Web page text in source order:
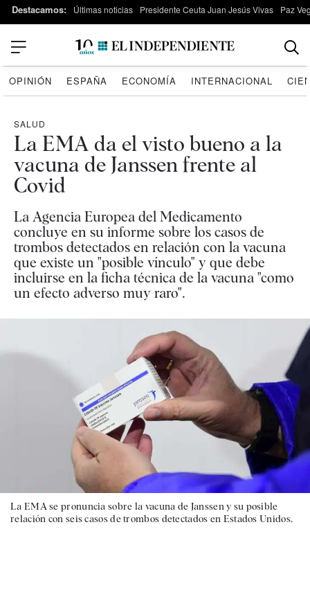
Destacamos: Últimas noticias Presidente Ceuta Juan Jesús Vivas Paz
OPINIÓN ESPAÑA ECONOMÍA INTERNACIONAL
SALUD
La EMA da el visto bueno a la
vacuna de Janssen frente al
Covid
La Agencia Europea del Medicamento
concluye en su informe sobre los casos de
trombos detectados en relación con la vacuna
que existe un "posible vínculo" y que debe
incluirse en la ficha técnica de la vacuna "como
un efecto adverso muy raro".
La EMA se pronuncia sobre la vacuna de Janssen y su posible
relación con seis casos de trombos detectados en Estados Unidos.